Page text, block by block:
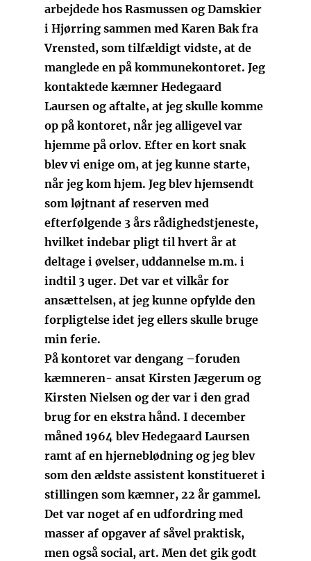
arbejdede hos Rasmussen og Damskier
i Hjørring sammen med Karen Bak fra
Vrensted, som tilfældigt vidste, at de
manglede en på kommunekontoret. Jeg
kontaktede kæmner Hedegaard
Laursen og aftalte, at jeg skulle komme
op på kontoret, når jeg alligevel var
hjemme på orlov. Efter en kort snak
blev vi enige om, at jeg kunne starte,
når jeg kom hjem. Jeg blev hjemsendt
som løjtnant af reserven med
efterfølgende 3 års rådighedstjeneste,
hvilket indebar pligt til hvert år at
deltage i øvelser, uddannelse m.m. i
indtil 3 uger. Det var et vilkår for
ansættelsen, at jeg kunne opfylde den
forpligtelse idet jeg ellers skulle bruge
min ferie.
På kontoret var dengang –foruden
kæmneren- ansat Kirsten Jægerum og
Kirsten Nielsen og der var i den grad
brug for en ekstra hånd. I december
måned 1964 blev Hedegaard Laursen
ramt af en hjerneblødning og jeg blev
som den ældste assistent konstitueret i
stillingen som kæmner, 22 år gammel.
Det var noget af en udfordring med
masser af opgaver af såvel praktisk,
men også social, art. Men det gik godt